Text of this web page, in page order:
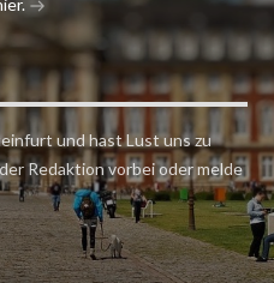
und hast Lust uns zu
Redaktion vorbei oder melde